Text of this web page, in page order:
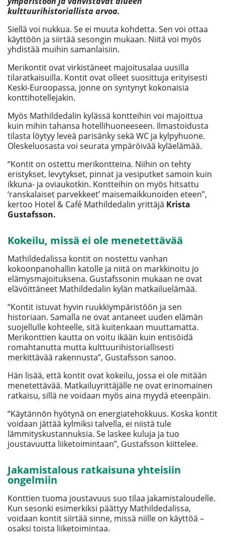
kulttuurihistoriallista arvoa.
Siellä voi nukkua. Se ei muuta kohdetta. Sen voi ottaa
käyttöön ja siirtää sesongin mukaan. Niitä voi myös
yhdistää muihin samanlaisiin.
Merikontit ovat virkistäneet majoitusalaa uusilla
tilaratkaisuilla. Kontit ovat olleet suosittuja erityisesti
Keski-Euroopassa, jonne on syntynyt kokonaisia
konttihotellejakin.
Myös Mathildedalin kylässä kontteihin voi majoittua
kuin mihin tahansa hotellihuoneeseen. Ilmastoidusta
tilasta löytyy leveä parisänky sekä WC ja kylpyhuone.
Oleskeluosasta voi seurata ympäröivää kyläelämää.
“Kontit on ostettu merikontteina. Niihin on tehty
eristykset, levytykset, pinnat ja vesiputket samoin kuin
ikkuna- ja oviaukotkin. Kontteihin on myös hitsattu
‘ranskalaiset parvekkeet’ maisemaikkunoiden eteen”,
kertoo Hotel & Café Mathildedalin yrittäjä Krista
Gustafsson.
Kokeilu, missä ei ole menetettävää
Mathildedalissa kontit on nostettu vanhan
kokoonpanohallin katolle ja niitä on markkinoitu jo
elämysmajoituksena. Gustafssonin mukaan ne ovat
elävöittäneet Mathildedalin kylän matkailuelämää.
“Kontit istuvat hyvin ruukkiympäristöön ja sen
historiaan. Samalla ne ovat antaneet uuden elämän
suojellulle kohteelle, sitä kuitenkaan muuttamatta.
Merikonttien kautta on voitu ikään kuin entisöidä
romahtanutta mutta kulttuurihistoriallisesti
merkittävää rakennusta”, Gustafsson sanoo.
Hän lisää, että kontit ovat kokeilu, jossa ei ole mitään
menetettävää. Matkailuyrittäjälle ne ovat erinomainen
ratkaisu, sillä ne voidaan myös aina myydä eteenpäin.
“Käytännön hyötynä on energiatehokkuus. Koska kontit
voidaan jättää kylmiksi talvella, ei niistä tule
lämmityskustannuksia. Se laskee kuluja ja tuo
joustavuutta liiketoimintaan”, Gustafsson kiittelee.
Jakamistalous ratkaisuna yhteisiin
ongelmiin
Konttien tuoma joustavuus suo tilaa jakamistaloudelle.
Kun sesonki esimerkiksi päättyy Mathildedalissa,
voidaan kontit siirtää sinne, missä niille on käyttöä –
osaksi toista liiketoimintaa.